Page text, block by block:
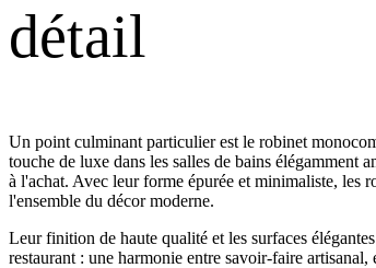
détail
Un point culminant particulier est le robinet
touche de luxe dans les salles de bains élégamment
à l'achat. Avec leur forme épurée et minimaliste, les
l'ensemble du décor moderne.
Leur finition de haute qualité et les surfaces
restaurant : une harmonie entre savoir-faire